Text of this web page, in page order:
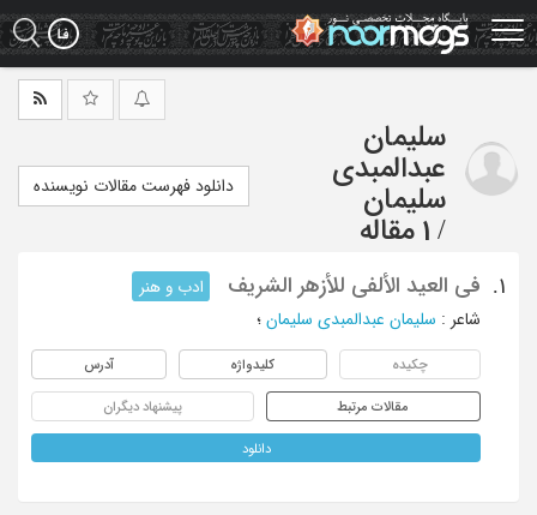
Skip
to
main
سلیمان
عبدالمبدی
سلیمان
/ 1 مقاله
دانلود فهرست مقالات نویسنده
1. فی العید الألفی للأزهر الشریف
ادب و هنر
شاعر : سلیمان عبدالمبدی سلیمان ؛
چکیده کلیدواژه آدرس
مقالات مرتبط پیشنهاد دیگران
دانلود